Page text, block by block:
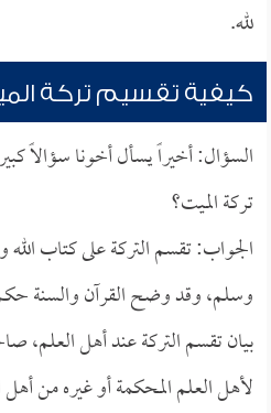
لله.
كيفية تقسيم تركة
السؤال: أخيراً يسأل أخونا سؤالاً
تركة الميت؟
الجواب: تقسم التركة على كتاب
وسلم، وقد وضح القرآن والسنة
بيان تقسم التركة عند أهل العلم،
لأهل العلم المحكمة أو غيره من أهل